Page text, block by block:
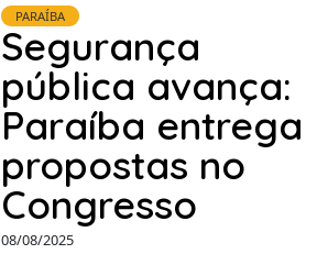
PARAÍBA
Segurança
pública avança:
Paraíba entrega
propostas no
Congresso
08/08/2025